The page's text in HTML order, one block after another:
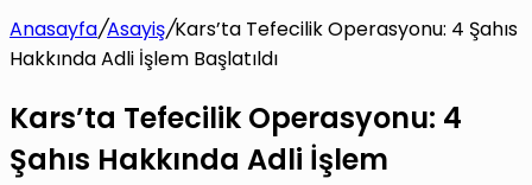
Anasayfa/Asayiş/Kars’ta Tefecilik Operasyonu: 4 Şahıs
Hakkında Adli İşlem Başlatıldı
Kars’ta Tefecilik Operasyonu: 4
Şahıs Hakkında Adli İşlem